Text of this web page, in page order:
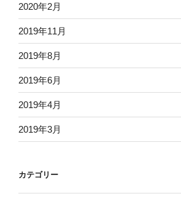
2020年2月
2019年11月
2019年8月
2019年6月
2019年4月
2019年3月
カテゴリー